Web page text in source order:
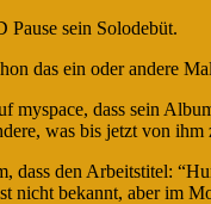
Pause sein Solodebüt.
das ein oder andere
myspace, dass sein
was bis jetzt von ihm
den Arbeitstitel:
nicht bekannt, aber im